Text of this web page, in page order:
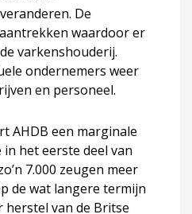
De
waardoor er
varkenshouderij.
ondernemers weer
en personeel.
AHDB een marginale
het eerste deel van
7.000 zeugen meer
de wat langere termijn
herstel van de Britse